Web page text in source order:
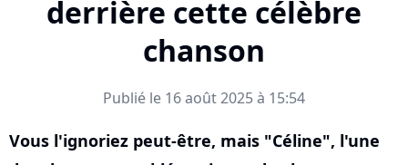
derrière cette célèbre
chanson
Publié le 16 août 2025 à 15:54
Vous l'ignoriez peut-être, mais "Céline", l'une